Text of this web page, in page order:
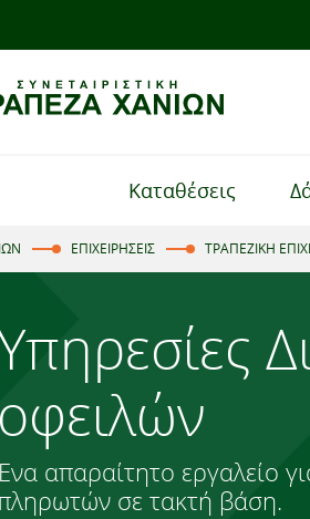
Καταθέσεις
ΕΠΙΧΕΙΡΗΣΕΙΣ ΤΡΑΠΕΖΙΚΗ
οφειλών
απαραίτητο εργαλείο
σε τακτή βάση.